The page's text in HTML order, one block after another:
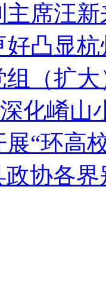
席汪
凸显
（扩
化崤山
“环高
协各